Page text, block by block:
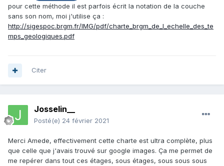
pour cette méthode il est parfois écrit la notation de la couche
sans son nom, moi j'utilise ça :
http://sigespoc.brgm.fr/IMG/pdf/charte_brgm_de_l_echelle_des_te
mps_geologiques.pdf
Citer
Josselin__
Posté(e) 24 février 2021
Merci Amede, effectivement cette charte est ultra complète, plus
que celle que j'avais trouvé sur google images. Ça me permet de
me repérer dans tout ces étages, sous étages, sous sous sous